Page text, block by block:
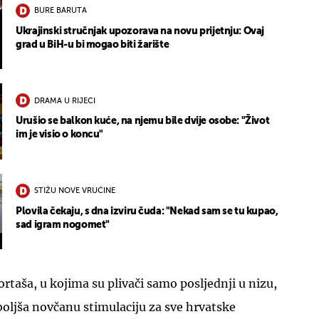
BURE BARUTA
Ukrajinski stručnjak upozorava na novu prijetnju: Ovaj
grad u BiH-u bi mogao biti žarište
DRAMA U RIJECI
Urušio se balkon kuće, na njemu bile dvije osobe: "Život
im je visio o koncu"
STIŽU NOVE VRUĆINE
Plovila čekaju, s dna izviru čuda: "Nekad sam se tu kupao,
sad igram nogomet"
u kojima su plivači samo posljednji u nizu,
novčanu stimulaciju za sve hrvatske